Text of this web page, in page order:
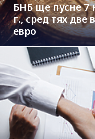
БНБ ще пусне 7
г., сред тях две
евро